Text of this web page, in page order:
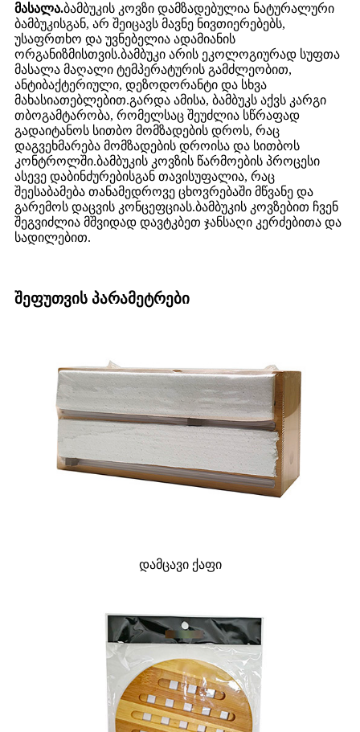
მასალა.ბამბუკის კოვზი დამზადებულია ნატურალური
ბამბუკისგან, არ შეიცავს მავნე ნივთიერებებს,
უსაფრთხო და უვნებელია ადამიანის
ორგანიზმისთვის.ბამბუკი არის ეკოლოგიურად სუფთა
მასალა მაღალი ტემპერატურის გამძლეობით,
ანტიბაქტერიული, დეზოდორანტი და სხვა
მახასიათებლებით.გარდა ამისა, ბამბუკს აქვს კარგი
თბოგამტარობა, რომელსაც შეუძლია სწრაფად
გადაიტანოს სითბო მომზადების დროს, რაც
დაგვეხმარება მომზადების დროისა და სითბოს
კონტროლში.ბამბუკის კოვზის წარმოების პროცესი
ასევე დაბინძურებისგან თავისუფალია, რაც
შეესაბამება თანამედროვე ცხოვრებაში მწვანე და
გარემოს დაცვის კონცეფციას.ბამბუკის კოვზებით ჩვენ
შეგვიძლია მშვიდად დავტკბეთ ჯანსაღი კერძებითა და
სადილებით.
შეფუთვის პარამეტრები
დამცავი ქაფი